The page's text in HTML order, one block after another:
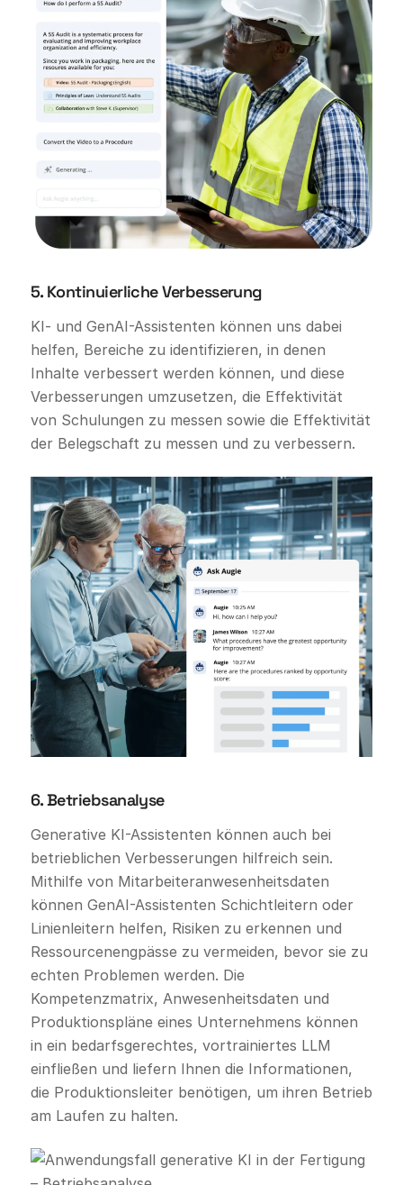
5. Kontinuierliche Verbesserung
KI- und GenAI-Assistenten können uns dabei
helfen, Bereiche zu identifizieren, in denen
Inhalte verbessert werden können, und diese
Verbesserungen umzusetzen, die Effektivität
von Schulungen zu messen sowie die Effektivität
der Belegschaft zu messen und zu verbessern.
6. Betriebsanalyse
Generative KI-Assistenten können auch bei
betrieblichen Verbesserungen hilfreich sein.
Mithilfe von Mitarbeiteranwesenheitsdaten
können GenAI-Assistenten Schichtleitern oder
Linienleitern helfen, Risiken zu erkennen und
Ressourcenengpässe zu vermeiden, bevor sie zu
echten Problemen werden. Die
Kompetenzmatrix, Anwesenheitsdaten und
Produktionspläne eines Unternehmens können
in ein bedarfsgerechtes, vortrainiertes LLM
einfließen und liefern Ihnen die Informationen,
die Produktionsleiter benötigen, um ihren Betrieb
am Laufen zu halten.